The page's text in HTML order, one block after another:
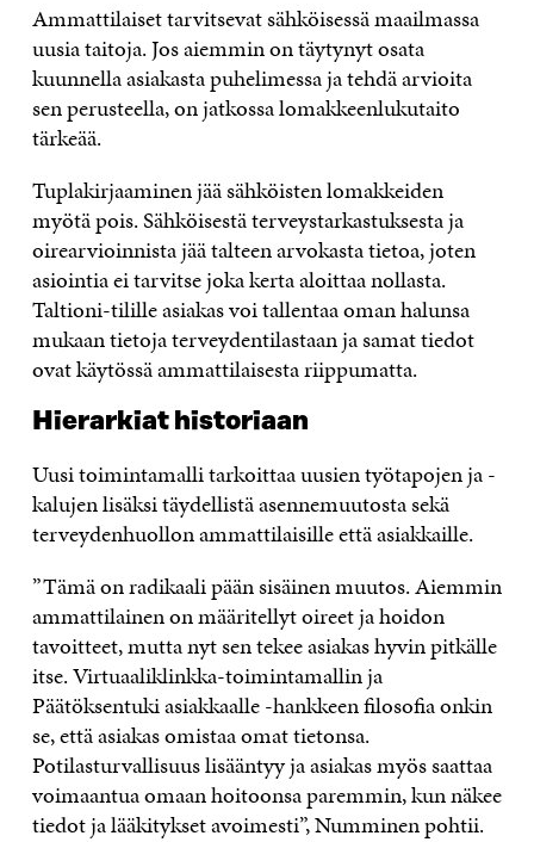
Ammattilaiset tarvitsevat sähköisessä maailmassa
uusia taitoja. Jos aiemmin on täytynyt osata
kuunnella asiakasta puhelimessa ja tehdä arvioita
sen perusteella, on jatkossa lomakkeenlukutaito
tärkeää.
Tuplakirjaaminen jää sähköisten lomakkeiden
myötä pois. Sähköisestä terveystarkastuksesta ja
oirearvioinnista jää talteen arvokasta tietoa, joten
asiointia ei tarvitse joka kerta aloittaa nollasta.
Taltioni-tilille asiakas voi tallentaa oman halunsa
mukaan tietoja terveydentilastaan ja samat tiedot
ovat käytössä ammattilaisesta riippumatta.
Hierarkiat historiaan
Uusi toimintamalli tarkoittaa uusien työtapojen ja -
kalujen lisäksi täydellistä asennemuutosta sekä
terveydenhuollon ammattilaisille että asiakkaille.
”Tämä on radikaali pään sisäinen muutos. Aiemmin
ammattilainen on määritellyt oireet ja hoidon
tavoitteet, mutta nyt sen tekee asiakas hyvin pitkälle
itse. Virtuaaliklinkka-toimintamallin ja
Päätöksentuki asiakkaalle -hankkeen filosofia onkin
se, että asiakas omistaa omat tietonsa.
Potilasturvallisuus lisääntyy ja asiakas myös saattaa
voimaantua omaan hoitoonsa paremmin, kun näkee
tiedot ja lääkitykset avoimesti”, Numminen pohtii.